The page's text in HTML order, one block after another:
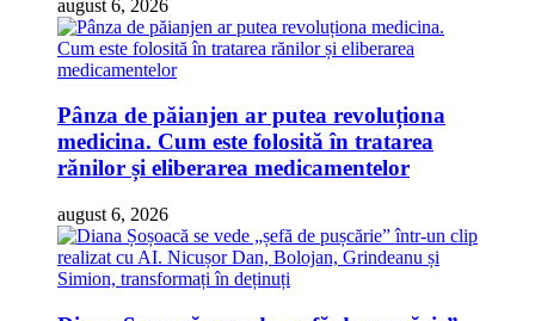
august 6, 2026
Pânza de păianjen ar putea revoluționa
medicina. Cum este folosită în tratarea
rănilor și eliberarea medicamentelor
august 6, 2026